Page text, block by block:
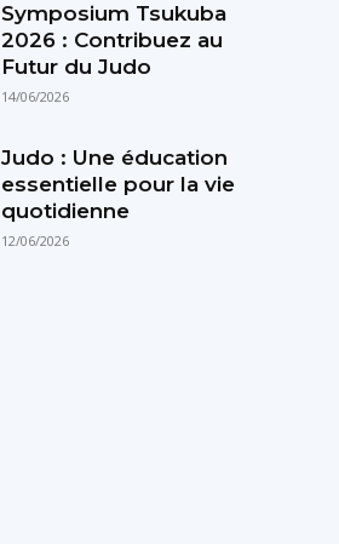
Symposium Tsukuba
2026 : Contribuez au
Futur du Judo
14/06/2026
Judo : Une éducation
essentielle pour la vie
quotidienne
12/06/2026